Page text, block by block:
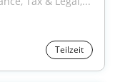
Teilzeit